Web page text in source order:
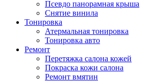
Псевдо панорамная крыша
Снятие винила
Тонировка
Атермальная тонировка
Тонировка авто
Ремонт
Перетяжка салона кожей
Покраска кожи салона
Ремонт вмятин